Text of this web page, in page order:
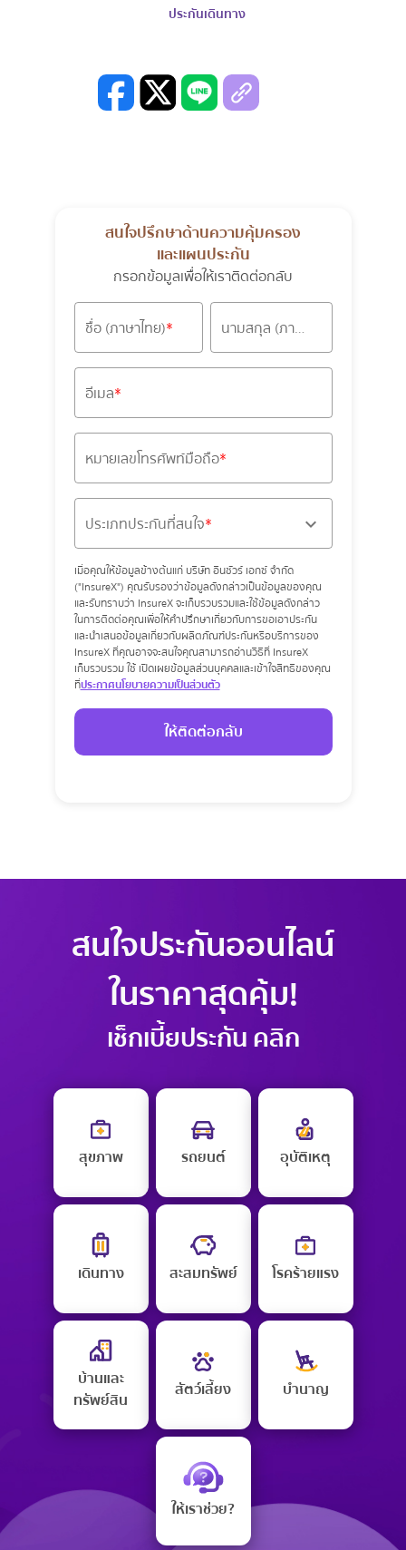
ประกันเดินทาง
สนใจปรึกษาด้านความคุ้มครอง
และแผนประกัน
กรอกข้อมูลเพื่อให้เราติดต่อกลับ
ชื่อ (ภาษาไทย) นามสกุล (ภาษาไทย)
อีเมล
หมายเลขโทรศัพท์มือถือ
ประเภทประกันที่สนใจ
เมื่อคุณให้ข้อมูลข้างต้นแก่ บริษัท อินชัวร์ เอกซ์ จำกัด
("InsureX") คุณรับรองว่าข้อมูลดังกล่าวเป็นข้อมูลของคุณ
และรับทราบว่า InsureX จะเก็บรวบรวมและใช้ข้อมูลดังกล่าว
ในการติดต่อคุณเพื่อให้คำปรึกษาเกี่ยวกับการขอเอาประกัน
และนำเสนอข้อมูลเกี่ยวกับผลิตภัณฑ์ประกันหรือบริการของ
InsureX ที่คุณอาจจะสนใจคุณสามารถอ่านวิธีที่ InsureX
เก็บรวบรวม ใช้ เปิดเผยข้อมูลส่วนบุคคลและเข้าใจสิทธิของคุณ
ที่ประกาศนโยบายความเป็นส่วนตัว
ให้ติดต่อกลับ
สนใจประกันออนไลน์
ในราคาสุดคุ้ม!
เช็กเบี้ยประกัน คลิก
สุขภาพ รถยนต์ อุบัติเหตุ
เดินทาง สะสมทรัพย์ โรคร้ายแรง
บ้านและ
ทรัพย์สิน
สัตว์เลี้ยง บำนาญ
ให้เราช่วย?